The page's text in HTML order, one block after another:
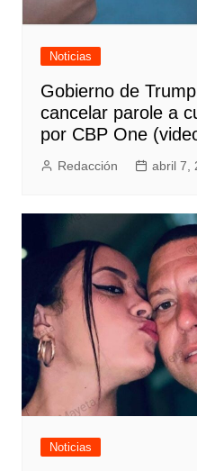
Noticias
Gobierno de
cancelar parole a
por CBP One
Redacción abril 7,
Noticias